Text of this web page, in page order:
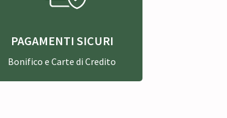
PAGAMENTI SICURI
Bonifico e Carte di Credito